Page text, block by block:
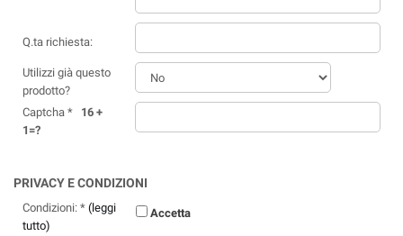
Q.ta richiesta:
Utilizzi già questo
prodotto?
Captcha * 16 +
1=?
PRIVACY E CONDIZIONI
Condizioni: * (leggi
tutto)
Accetta